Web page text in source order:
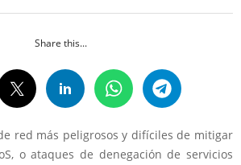
Share this...
red más peligrosos y difíciles de mitigar
o ataques de denegación de servicios